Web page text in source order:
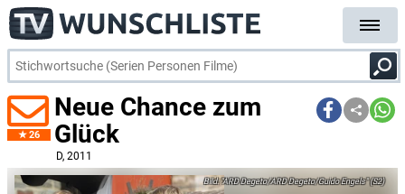
26
Neue Chance zum
Glück
D, 2011
"ARD Degeto/ARD Degeto/Guido Engels" (S2)